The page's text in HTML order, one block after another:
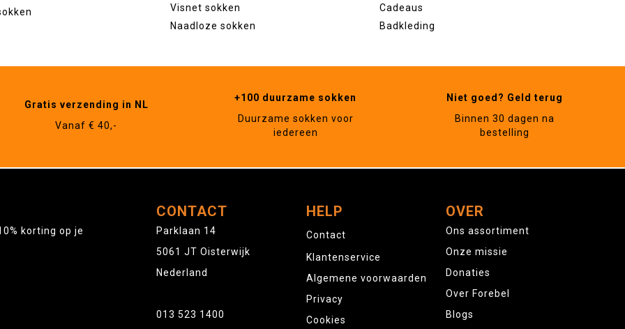
Visnet sokken
Naadloze sokken
Cadeaus
Badkleding
Gratis verzending in NL
Vanaf € 40,-
+100 duurzame sokken
Duurzame sokken voor
iedereen
Niet goed? Geld terug
Binnen 30 dagen na
bestelling
korting op je
CONTACT
Parklaan 14
5061 JT Oisterwijk
Nederland
013 523 1400
HELP
Contact
Klantenservice
Algemene voorwaarden
Privacy
Cookies
OVER
Ons assortiment
Onze missie
Donaties
Over Forebel
Blogs